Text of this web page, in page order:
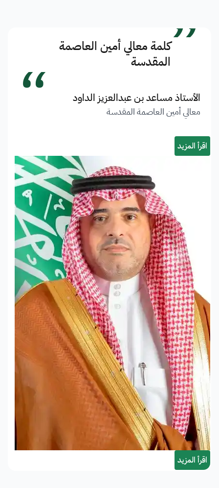
”كلمة معالي أمين العاصمة
المقدسة
الأستاذ مساعد بن عبدالعزيز الداود
معالي أمين العاصمة المقدسة “